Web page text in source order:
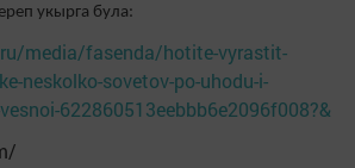
укырга була:
media/fasenda/hotite-vyrastit-
neskolko-sovetov-po-uhodu-i-
622860513eebbb6e2096f008?&